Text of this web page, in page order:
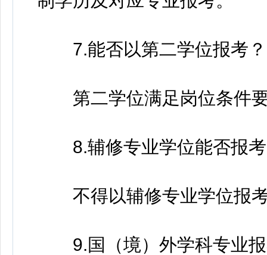
7.能否以第二学位报考？
第二学位满足岗位条件要
8.辅修专业学位能否报
不得以辅修专业学位报
9.国（境）外学科专业报